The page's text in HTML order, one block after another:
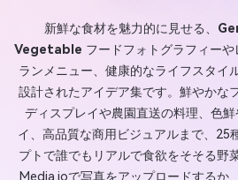
新鮮な食材を魅力的に見せる、
Vegetable フードフォトグラフィー
ランメニュー、健康的なライフスタイ
設計されたアイデア集です。鮮やかな
ディスプレイや農園直送の料理、色
イ、高品質な商用ビジュアルまで、25
プトで誰でもリアルで食欲をそそる野
Media.ioで写真をアップロードするか